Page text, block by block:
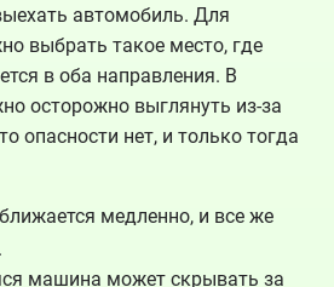
автомобиль. Для
выбрать такое место, где
в оба направления. В
осторожно выглянуть из-за
опасности нет, и только тогда
медленно, и все же
машина может скрывать за